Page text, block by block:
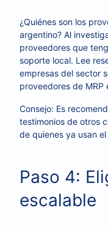
¿Quiénes son los
argentino? Al
proveedores que
soporte local. Lee
empresas del sector
proveedores de MRP
Consejo: Es
testimonios de otros
de quienes ya usan el
Paso 4:
escalable